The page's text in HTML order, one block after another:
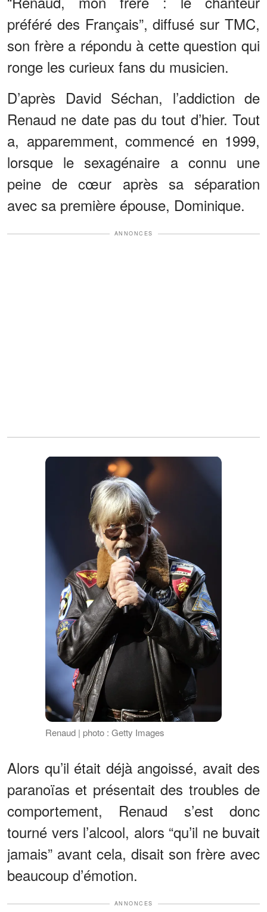
préféré des Français”, diffusé sur TMC,
son frère a répondu à cette question qui
ronge les curieux fans du musicien.
D’après David Séchan, l’addiction de
Renaud ne date pas du tout d’hier. Tout
a, apparemment, commencé en 1999,
lorsque le sexagénaire a connu une
peine de cœur après sa séparation
avec sa première épouse, Dominique.
ANNONCES
Renaud | photo : Getty Images
Alors qu’il était déjà angoissé, avait des
paranoïas et présentait des troubles de
comportement, Renaud s’est donc
tourné vers l’alcool, alors “qu’il ne buvait
jamais” avant cela, disait son frère avec
beaucoup d’émotion.
ANNONCES